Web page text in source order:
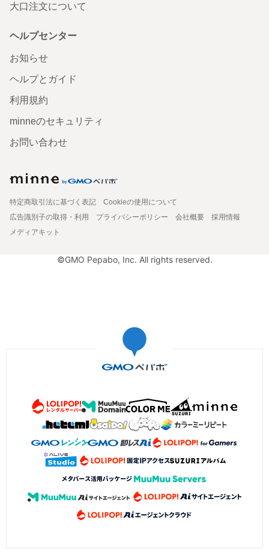
大口注文について
ヘルプセンター
お知らせ
ヘルプとガイド
利用規約
minneのセキュリティ
お問い合わせ
特定商取引法に基づく表記
Cookieの使用について
広告識別子の取得・利用
プライバシーポリシー 会社概要
採用情報
メディアキット
©GMO Pepabo, Inc. All rights reserved.